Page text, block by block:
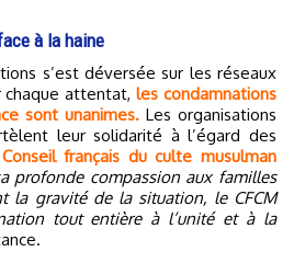
à la haine
chaque attentat,les condamnations
sont unanimes. Les organisations
leur solidarité à l’égard des
français du culte musulman
profonde compassion aux familles
la gravité de la situation, le CFCM
tout entière à l’unité et à la